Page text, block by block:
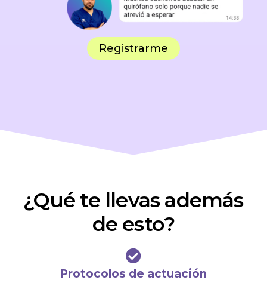
Registrarme
¿Qué te llevas además
de esto?
Protocolos de actuación